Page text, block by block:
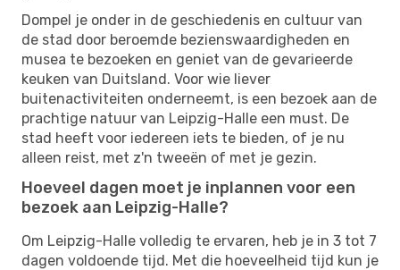
Dompel je onder in de geschiedenis en cultuur van
de stad door beroemde bezienswaardigheden en
musea te bezoeken en geniet van de gevarieerde
keuken van Duitsland. Voor wie liever
buitenactiviteiten onderneemt, is een bezoek aan de
prachtige natuur van Leipzig-Halle een must. De
stad heeft voor iedereen iets te bieden, of je nu
alleen reist, met z'n tweeën of met je gezin.
Hoeveel dagen moet je inplannen voor een
bezoek aan Leipzig-Halle?
Om Leipzig-Halle volledig te ervaren, heb je in 3 tot 7
dagen voldoende tijd. Met die hoeveelheid tijd kun je